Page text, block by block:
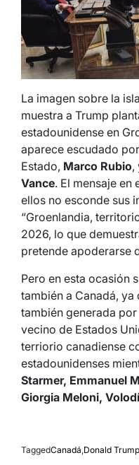
La imagen sobre la
muestra a Trump
estadounidense en
aparece escudado
Estado, Marco Rubio,
Vance. El mensaje en
ellos no esconde sus
“Groenlandia,
2026, lo que
pretende apoderarse
Pero en esta ocasión
también a Canadá,
también generada
vecino de Estados
terriorio canadiense
estadounidenses
Starmer, Emmanuel
Giorgia Meloni,
TaggedCanadá Donald Trump